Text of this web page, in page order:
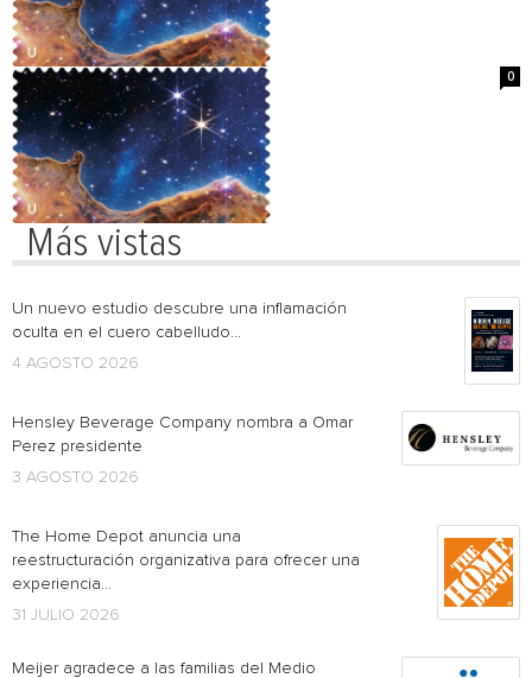
0
Más vistas
Un nuevo estudio descubre una inflamación
oculta en el cuero cabelludo...
4 AGOSTO 2026
Hensley Beverage Company nombra a Omar
Perez presidente
3 AGOSTO 2026
The Home Depot anuncia una
reestructuración organizativa para ofrecer una
experiencia...
31 JULIO 2026
Meijer agradece a las familias del Medio